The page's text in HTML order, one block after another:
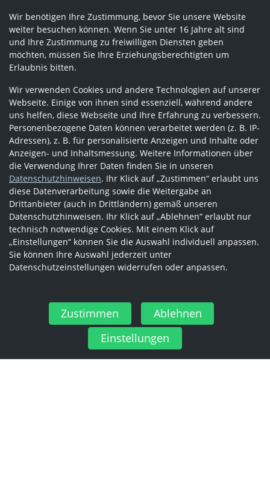
Wir benötigen Ihre Zustimmung, bevor Sie unsere Website
weiter besuchen können. Wenn Sie unter 16 Jahre alt sind
und Ihre Zustimmung zu freiwilligen Diensten geben
möchten, müssen Sie Ihre Erziehungsberechtigten um
Erlaubnis bitten.
Wir verwenden Cookies und andere Technologien auf unserer
Webseite. Einige von ihnen sind essenziell, während andere
uns helfen, diese Webseite und Ihre Erfahrung zu verbessern.
Personenbezogene Daten können verarbeitet werden (z. B. IP-
Adressen), z. B. für personalisierte Anzeigen und Inhalte oder
Anzeigen- und Inhaltsmessung. Weitere Informationen über
die Verwendung Ihrer Daten finden Sie in unseren
Datenschutzhinweisen. Ihr Klick auf „Zustimmen“ erlaubt uns
diese Datenverarbeitung sowie die Weitergabe an
Drittanbieter (auch in Drittländern) gemäß unseren
Datenschutzhinweisen. Ihr Klick auf „Ablehnen“ erlaubt nur
technisch notwendige Cookies. Mit einem Klick auf
„Einstellungen“ können Sie die Auswahl individuell anpassen.
Sie können Ihre Auswahl jederzeit unter
Datenschutzeinstellungen widerrufen oder anpassen.
Zustimmen
Ablehnen
Einstellungen